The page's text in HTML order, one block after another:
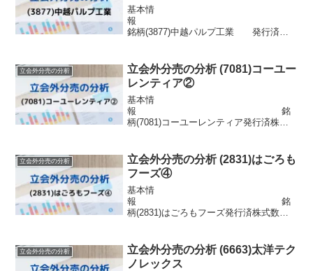
基本情
報
銘柄(3877)中越パルプ工業 発行済株
目的プライム市場の条件充足株式の流動
性の向上株主優待なし分売...
立会外分売の分析
立会外分売の分析 (7081)コーユー
レンティア②
基本情
報 銘
柄(7081)コーユーレンティア発行済株式
40円目的株式の流動性の向上株主優待優
待ポイント※300株以上のた...
立会外分売の分析
立会外分売の分析 (2831)はごろも
フーズ④
基本情
報 銘
柄(2831)はごろもフーズ発行済株式数
金60円目的株式の流動性の向上株主優待
3000円分の自社商品(3、...
立会外分売の分析
立会外分売の分析 (6663)太洋テク
ノレックス